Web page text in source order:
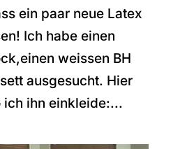
ein paar neue Latex
Ich habe einen
weissen BH
ausgesucht. Hier
ihn einkleide:...